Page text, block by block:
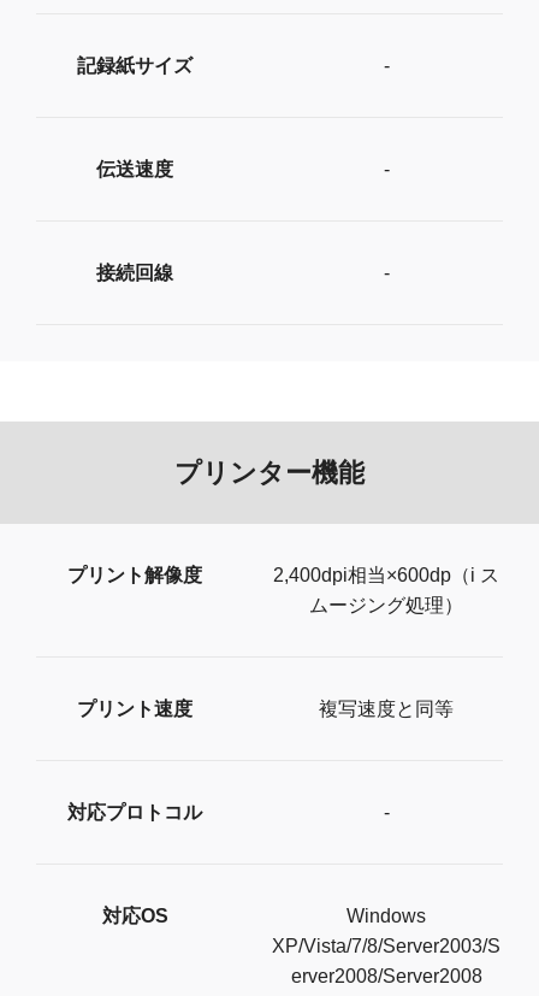
記録紙サイズ -
伝送速度 -
接続回線 -
プリンター機能
プリント解像度
2,400dpi相当×600dp（i ス
ムージング処理）
プリント速度 複写速度と同等
対応プロトコル -
対応OS
Windows
XP/Vista/7/8/Server2003/S
erver2008/Server2008